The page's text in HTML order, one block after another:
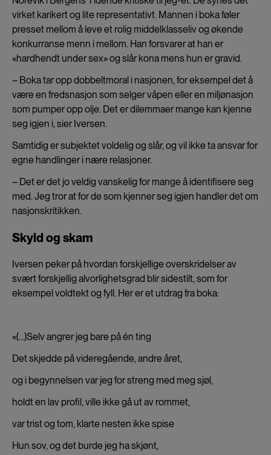
virket karikert og lite representativt. Mannen i boka føler
presset mellom å leve et rolig middelklasseliv og økende
konkurranse menn i mellom. Han forsvarer at han er
«hardhendt under sex» og slår kona mens hun er gravid.
– Boka tar opp dobbeltmoral i nasjonen, for eksempel det å
være en fredsnasjon som selger våpen eller en miljønasjon
som pumper opp olje. Det er dilemmaer mange kan kjenne
seg igjen i, sier Iversen.
Samtidig er subjektet voldelig og slår, og vil ikke ta ansvar for
egne handlinger i nære relasjoner.
– Det er det jo veldig vanskelig for mange å identifisere seg
med. Jeg tror at for de som kjenner seg igjen handler det om
nasjonskritikken.
Skyld og skam
Iversen peker på hvordan forskjellige overskridelser av
svært forskjellig alvorlighetsgrad blir sidestilt, som for
eksempel voldtekt og fyll. Her er et utdrag fra boka:
«(...)Selv angrer jeg bare på én ting
Det skjedde på videregående, andre året,
og i begynnelsen var jeg for streng med meg sjøl,
holdt en lav profil, ville ikke gå ut av rommet,
var trist og tom, klarte nesten ikke spise
Hun sov, og det burde jeg ha skjønt,